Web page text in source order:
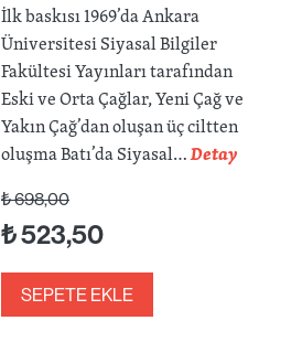
İlk baskısı 1969’da Ankara
Üniversitesi Siyasal Bilgiler
Fakültesi Yayınları tarafından
Eski ve Orta Çağlar, Yeni Çağ ve
Yakın Çağ’dan oluşan üç ciltten
oluşma Batı’da Siyasal…Detay
₺698,00
₺523,50
SEPETE EKLE